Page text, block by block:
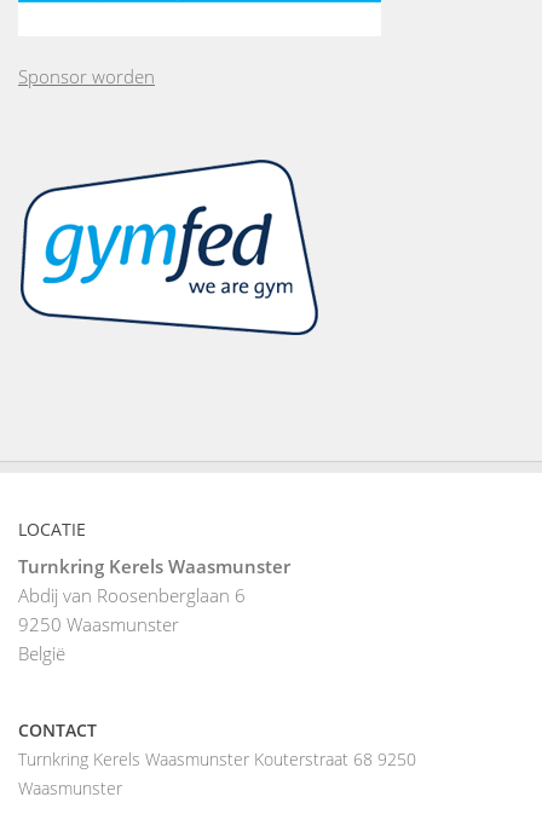
Sponsor worden
LOCATIE
Turnkring Kerels Waasmunster
Abdij van Roosenberglaan 6
9250 Waasmunster
België
CONTACT
Turnkring Kerels Waasmunster Kouterstraat 68 9250
Waasmunster